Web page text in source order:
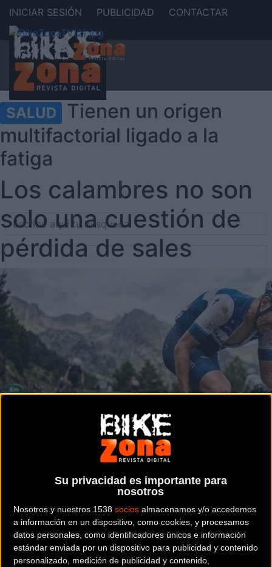
Su privacidad es importante para
nosotros
Nosotros y nuestros 1538 socios almacenamos y/o accedemos
a información en un dispositivo, como cookies, y procesamos
datos personales, como identificadores únicos e información
estándar enviada por un dispositivo para publicidad y contenido
personalizado, medición de publicidad y contenido,
INICIAR SESIÓN PUBLICIDAD CONTACTAR
SALUD
Tienen un origen
multifactorial ligado a la
fatiga
Los calambres no son
solo una cuestión de
pérdida de sales
Noticia deciclismopublicada el martes, 16 de junio
de 2026a las 10:13hen la sección deSalud